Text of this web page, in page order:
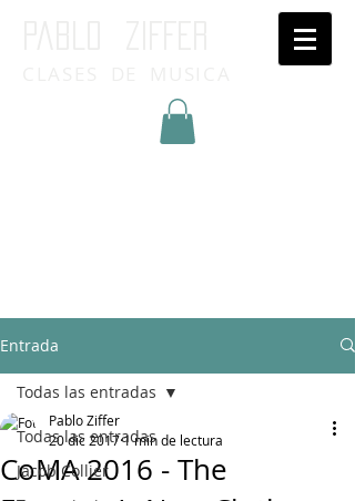
Entrada
Todas las entradas
Jacob Collier
Todas las entradas
CoMA 2016 - The
Pablo Ziffer
20 dic 20171 min de lectura